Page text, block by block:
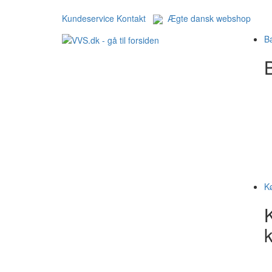
Kundeservice Kontakt
Ægte dansk webshop